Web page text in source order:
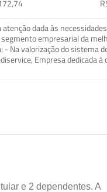
dada às
empresarial da
Na valorização do
Empresa dedicada
e 2 dependentes. A